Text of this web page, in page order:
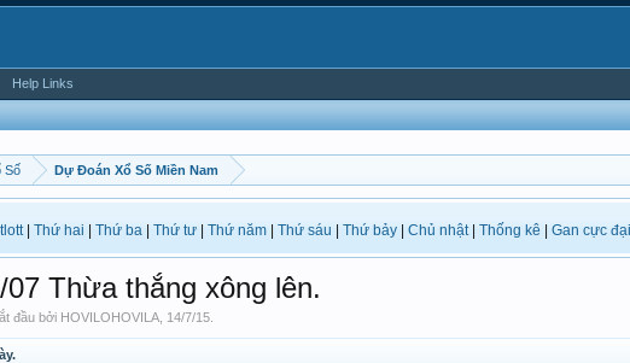
Số Dự Đoán Xổ Số Miền Nam
| Thứ hai Thứ ba Thứ tư Thứ năm Thứ sáu Thứ bảy Chủ nhật| Thống kê Gan cực đại
07 Thừa thắng xông lên.
đầu bởi HOVILOHOVILA 14/7/15
Help Links